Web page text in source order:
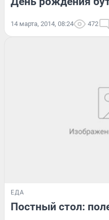
14 марта, 2014, 08:24 472
ЕДА
Постный стол: